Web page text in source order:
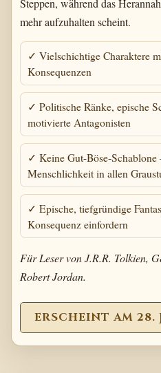
Steppen, während das
mehr aufzuhalten scheint.
✓ Vielschichtige Charaktere
Konsequenzen
✓ Politische Ränke, epische
motivierte Antagonisten
✓ Keine Gut-Böse-
Menschlichkeit in allen
✓ Epische, tiefgründige
Konsequenz einfordern
Für Leser von J.R.R. Tolkien,
Robert Jordan.
ERSCHEINT AM 28.